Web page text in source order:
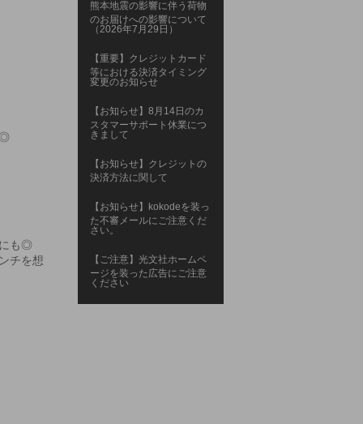
◎
にも◎
チを想
熊本地震の影響に伴う荷物
のお届けへの影響について
（2026年7月29日）
【重要】クレジットカード
等における決済タイミング
変更のお知らせ
【お知らせ】8月14日のカ
スタマーサポート休業につ
きまして
【お知らせ】クレジットの
決済方法に関して
【お知らせ】kokodeを装っ
た不審メールにご注意くだ
さい。
【ご注意】光文社ホームペ
ージを装った広告にご注意
ください